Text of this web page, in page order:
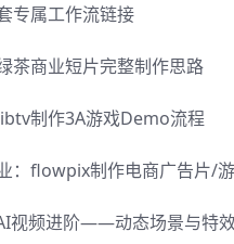
专属工作流链接
茶商业短片完整制作思路
制作3A游戏Demo流程
：flowpix制作电商广告片/
视频进阶——动态场景与特